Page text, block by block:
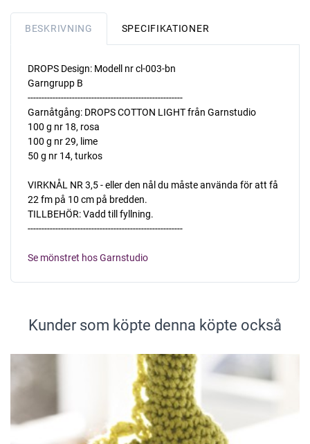
BESKRIVNING SPECIFIKATIONER
DROPS Design: Modell nr cl-003-bn
Garngrupp B
--------------------------------------------------------
Garnåtgång: DROPS COTTON LIGHT från Garnstudio
100 g nr 18, rosa
100 g nr 29, lime
50 g nr 14, turkos
VIRKNÅL NR 3,5 - eller den nål du måste använda för att få
22 fm på 10 cm på bredden.
TILLBEHÖR: Vadd till fyllning.
--------------------------------------------------------
Se mönstret hos Garnstudio
Kunder som köpte denna köpte också